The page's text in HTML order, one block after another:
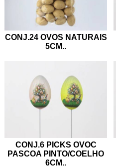
CONJ.24 OVOS NATURAIS
5CM..
CONJ.6 PICKS OVOC
PASCOA PINTO/COELHO
6CM..